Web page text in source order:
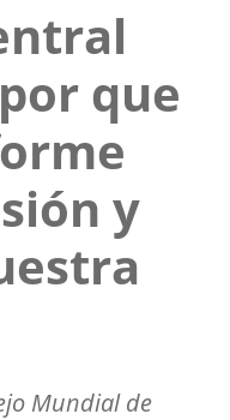
que
y
Mundial de